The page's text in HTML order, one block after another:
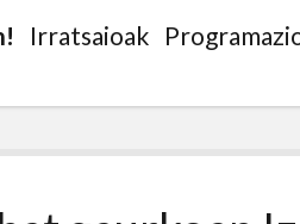
Irratsaioak